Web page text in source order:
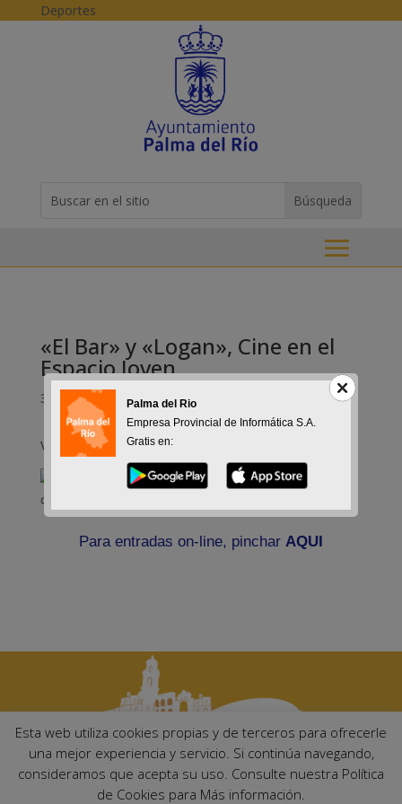
Skip to content
Deportes
for...
«El Bar» y «Logan», Cine en el
Espacio Joven
3-04-2017
Viernes 7 y Domingo 9 abril 2017
Para entradas on-line, pinchar AQUI
Ayuntamiento de Palma del Río. Plaza Mayor de Andalucía, 1 C.P:
14700 – Palma del Río (Córdoba)
Esta web utiliza cookies propias y de terceros para ofrecerle
una mejor experiencia y servicio. Si continúa navegando,
consideramos que acepta su uso. Consulte nuestra Política
de Cookies para Más información.
Palma del Rio
Empresa Provincial de Informática S.A.
Gratis en: